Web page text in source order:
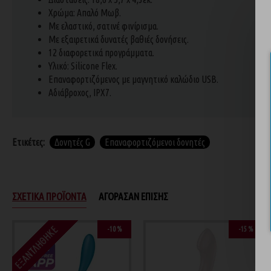
Χρώμα: Απαλό Μωβ.
Με ελαστικό, σατινέ φινίρισμα.
Με εξαιρετικά δυνατές βαθιές δονήσεις.
12 διαφορετικά προγράμματα.
Υλικό: Silicone Flex.
Επαναφορτιζόμενος με μαγνητικό καλώδιο USB.
Αδιάβροχος, IPX7.
Ετικέτες: Δονητές G Επαναφορτιζόμενοι δονητές
ΣΧΕΤΙΚΆ ΠΡΟΪΌΝΤΑ ΑΓΌΡΑΣΑΝ ΕΠΊΣΗΣ
-10 %
ΕΞΑΝΤΛΉΘΗΚΕ -15 %
-15 % -15 %